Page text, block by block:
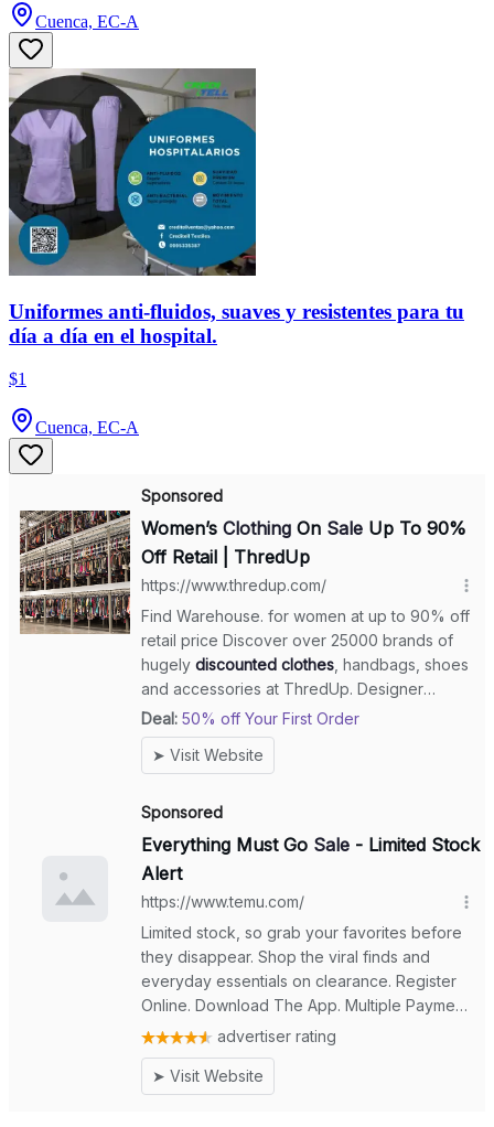
Cuenca, EC-A
Uniformes anti-fluidos, suaves y resistentes para tu
día a día en el hospital.
$1
Cuenca, EC-A